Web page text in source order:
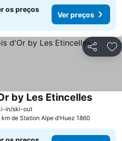
os preços
Ver preços
Partilhar
in/ski-out
by Les Etincelles
km de Station Alpe d'Huez 1860